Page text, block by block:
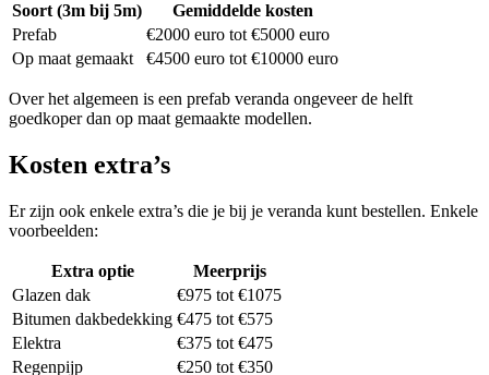
Soort (3m bij 5m)
Gemiddelde kosten
Prefab
€2000 euro tot €5000 euro
Op maat gemaakt
€4500 euro tot €10000 euro
Over het algemeen is een prefab veranda ongeveer de helft
goedkoper dan op maat gemaakte modellen.
Kosten extra’s
Er zijn ook enkele extra’s die je bij je veranda kunt bestellen. Enkele
voorbeelden:
Extra optie
Meerprijs
Glazen dak
€975 tot €1075
Bitumen dakbedekking €475 tot €575
Elektra
€375 tot €475
Regenpijp
€250 tot €350